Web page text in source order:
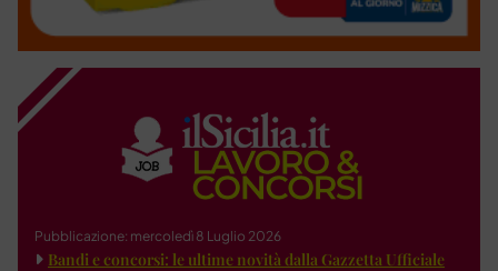
Pubblicazione: mercoledì 8 Luglio 2026
Bandi e concorsi: le ultime novità dalla Gazzetta Ufficiale